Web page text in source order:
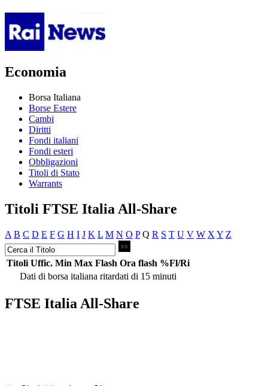
Economia
Borsa Italiana
Borse Estere
Cambi
Diritti
Fondi italiani
Fondi esteri
Obbligazioni
Titoli di Stato
Warrants
Titoli FTSE Italia All-Share
A B C D E F G H I J K L M N O P Q R S T U V W X Y Z
Titoli Uffic. Min Max Flash Ora flash %Fl/Ri
Dati di borsa italiana ritardati di 15 minuti
FTSE Italia All-Share